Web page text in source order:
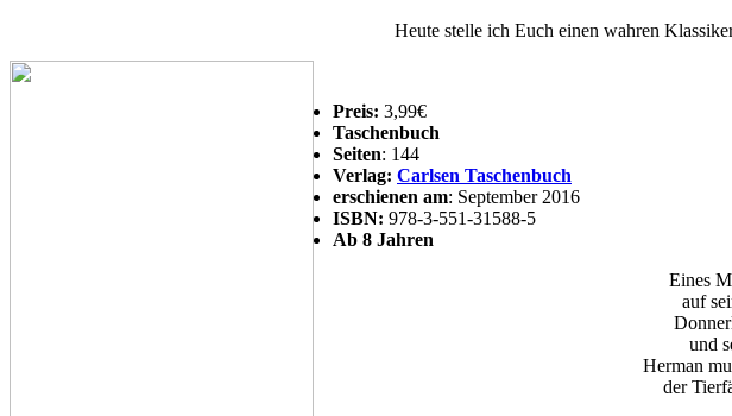
Heute stelle ich Euch einen wahren
Preis: 3,99€
Taschenbuch
Seiten: 144
Verlag: Carlsen Taschenbuch
erschienen am: September 2016
ISBN: 978-3-551-31588-5
Ab 8 Jahren
Eines
auf
und
Herman
der